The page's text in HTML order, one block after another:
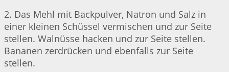
2. Das Mehl mit Backpulver, Natron und Salz in
einer kleinen Schüssel vermischen und zur Seite
stellen. Walnüsse hacken und zur Seite stellen.
Bananen zerdrücken und ebenfalls zur Seite
stellen.